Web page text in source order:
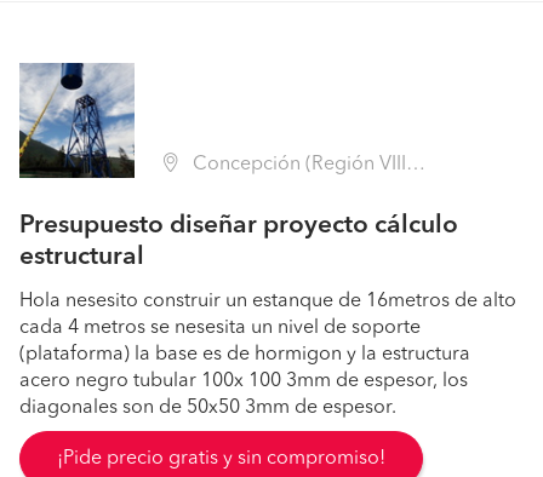
Concepción (Región VIII Biobío - Concepción)
Presupuesto diseñar proyecto cálculo
estructural
Hola nesesito construir un estanque de 16metros de alto
cada 4 metros se nesesita un nivel de soporte
(plataforma) la base es de hormigon y la estructura
acero negro tubular 100x 100 3mm de espesor, los
diagonales son de 50x50 3mm de espesor.
¡Pide precio gratis y sin compromiso!